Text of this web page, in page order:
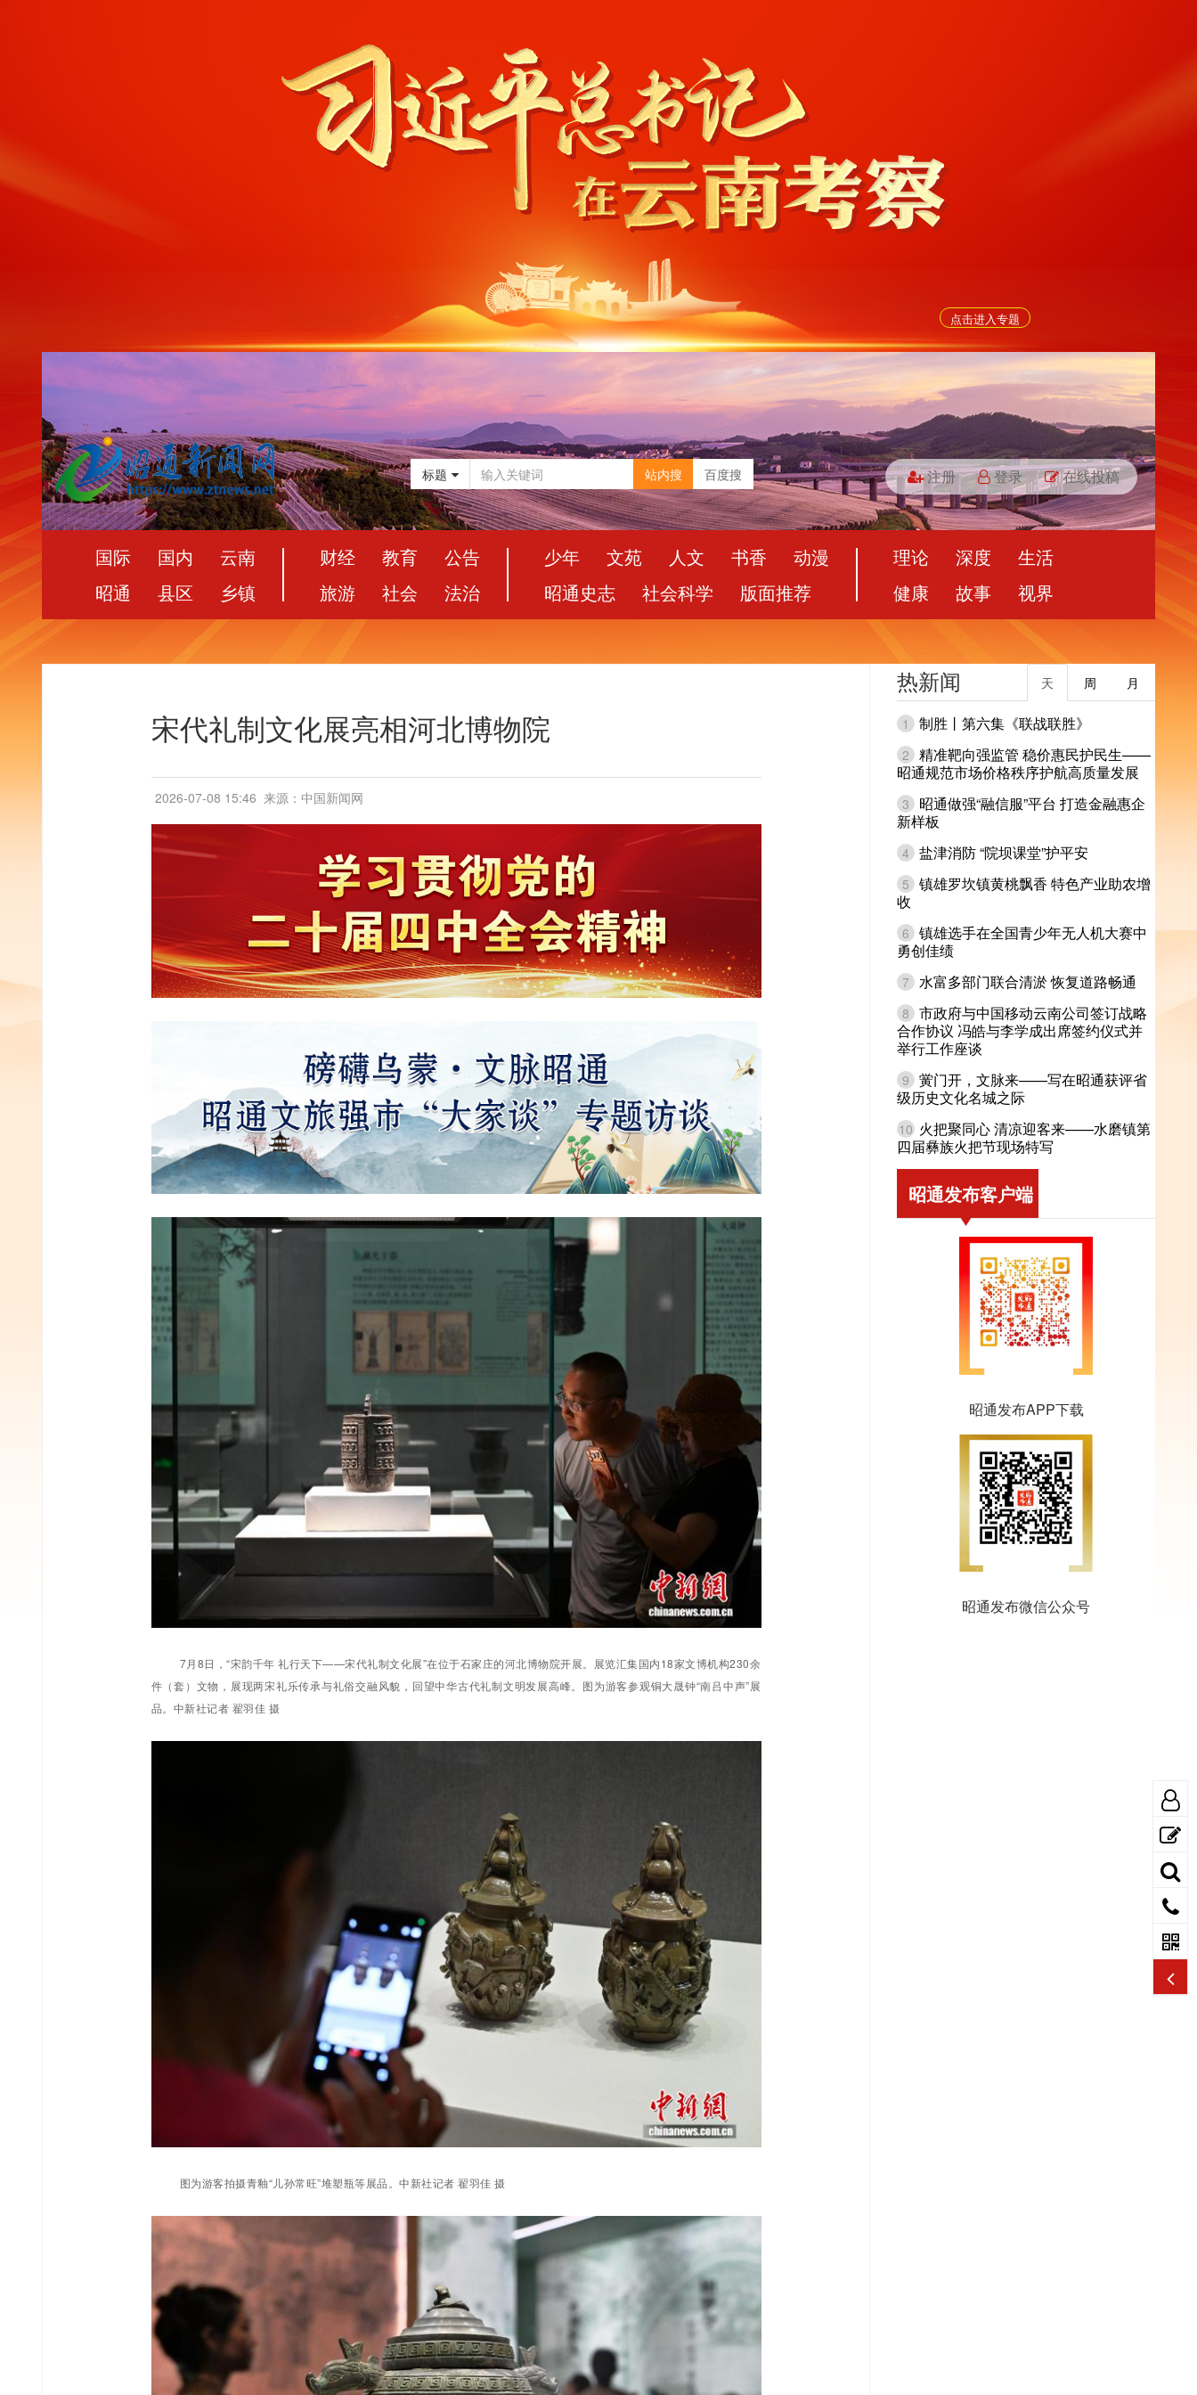
点击进入专题
标题 站内搜 百度搜 注册 登录 在线投稿
国际 国内
云南
昭通
县区 乡镇
财经 教育
公告
旅游
社会 法治
少年 文苑 人文 书香
动漫
昭通史志
社会科学 版面推荐
理论 深度
生活
健康
故事 视界
宋代礼制文化展亮相河北博物院
2026-07-08 15:46 来源：中国新闻网
7月8日，“宋韵千年 礼行天下——宋代礼制文化展”在位于石家庄的河北博物院开展。展览汇集国内18家文博机构230余
件（套）文物，展现两宋礼乐传承与礼俗交融风貌，回望中华古代礼制文明发展高峰。图为游客参观铜大晟钟“南吕中声”展
品。中新社记者 翟羽佳 摄
图为游客拍摄青釉“儿孙常旺”堆塑瓶等展品。中新社记者 翟羽佳 摄
热新闻 月
周
天
1 制胜丨第六集《联战联胜》
2 精准靶向强监管 稳价惠民护民生——
昭通规范市场价格秩序护航高质量发展
3
昭通做强“融信服”平台 打造金融惠企
新样板
4 盐津消防 “院坝课堂”护平安
5 镇雄罗坎镇黄桃飘香 特色产业助农增
收
6 镇雄选手在全国青少年无人机大赛中
勇创佳绩
7 水富多部门联合清淤 恢复道路畅通
8 市政府与中国移动云南公司签订战略
合作协议 冯皓与李学成出席签约仪式并
举行工作座谈
9 黉门开，文脉来——写在昭通获评省
级历史文化名城之际
10 火把聚同心 清凉迎客来——水磨镇第
四届彝族火把节现场特写
昭通发布客户端
昭通发布APP下载
昭通发布微信公众号